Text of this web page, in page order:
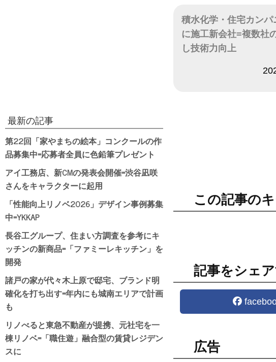
積水化学・住宅カンパ
に施工新会社=複数社
し技術力向上
この記事の
記事をシェ
広告
最新の記事
第22回「家やまちの絵本」コンクールの作
品募集中=応募者全員に色鉛筆プレゼント
アイ工務店、新CMの発表会開催=渋谷凪咲
さんをキャラクターに起用
「性能向上リノベ2026」デザイン事例募集
中=YKKAP
長谷工グループ、住まい方調査を参考にキ
ッチンの新商品=「ファミーレキッチン」を
開発
諸戸の家が代々木上原で邸宅、ブランド明
確化を打ち出す=年内にも城南エリアで計画
も
リノべると東急不動産が提携、元社宅を一
棟リノベ=「職住遊」融合型の賃貸レジデン
スに